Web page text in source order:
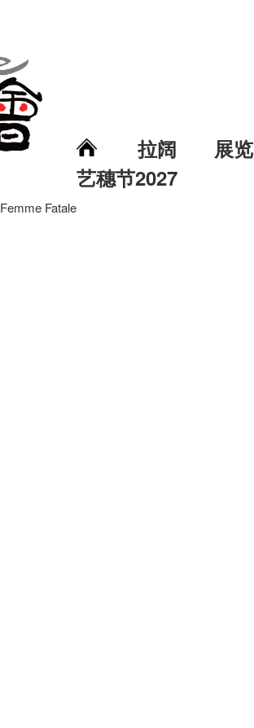
拉阔 展览
艺穗节2027
Femme Fatale